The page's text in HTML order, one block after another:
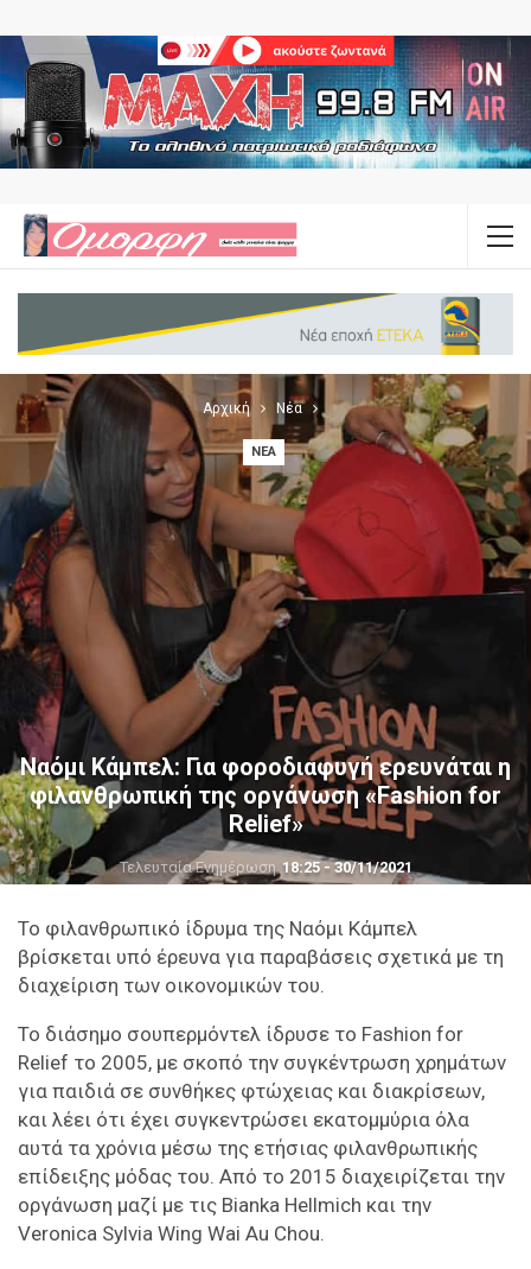
Αρχική Νέα
ΝΈΑ
Ναόμι Κάμπελ: Για φοροδιαφυγή ερευνάται η
φιλανθρωπική της οργάνωση «Fashion for
Relief»
Τελευταία Ενημέρωση 18:25 - 30/11/2021
Το φιλανθρωπικό ίδρυμα της Ναόμι Κάμπελ
βρίσκεται υπό έρευνα για παραβάσεις σχετικά με τη
διαχείριση των οικονομικών του.
Το διάσημο σουπερμόντελ ίδρυσε το Fashion for
Relief το 2005, με σκοπό την συγκέντρωση χρημάτων
για παιδιά σε συνθήκες φτώχειας και διακρίσεων,
και λέει ότι έχει συγκεντρώσει εκατομμύρια όλα
αυτά τα χρόνια μέσω της ετήσιας φιλανθρωπικής
επίδειξης μόδας του. Από το 2015 διαχειρίζεται την
οργάνωση μαζί με τις Bianka Hellmich και την
Veronica Sylvia Wing Wai Au Chou.